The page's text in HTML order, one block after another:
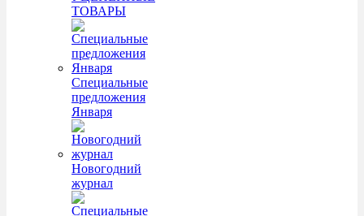
ТОВАРЫ
Специальные
предложения
Января
Новогодний
журнал